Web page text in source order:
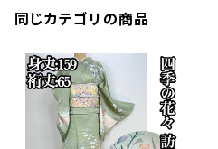
同じカテゴリの商品